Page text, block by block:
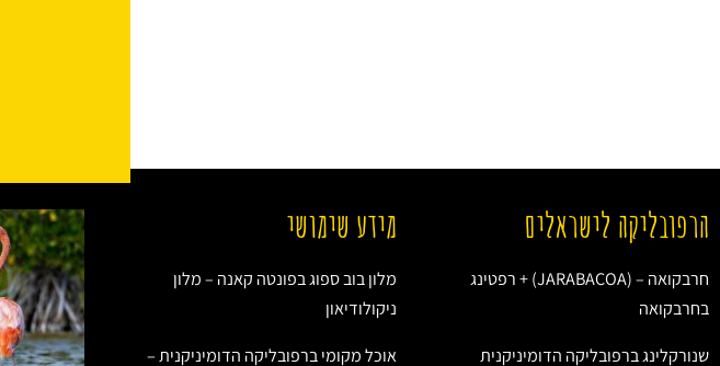
הרפובליקה לישראלים
חרבקואה – (JARABACOA) + רפטינג
בחרבקואה
שנורקלינג ברפובליקה הדומיניקנית
מידע שימושי
מלון בוב ספוג בפונטה קאנה – מלון
ניקולודיאון
אוכל מקומי ברפובליקה הדומיניקנית –